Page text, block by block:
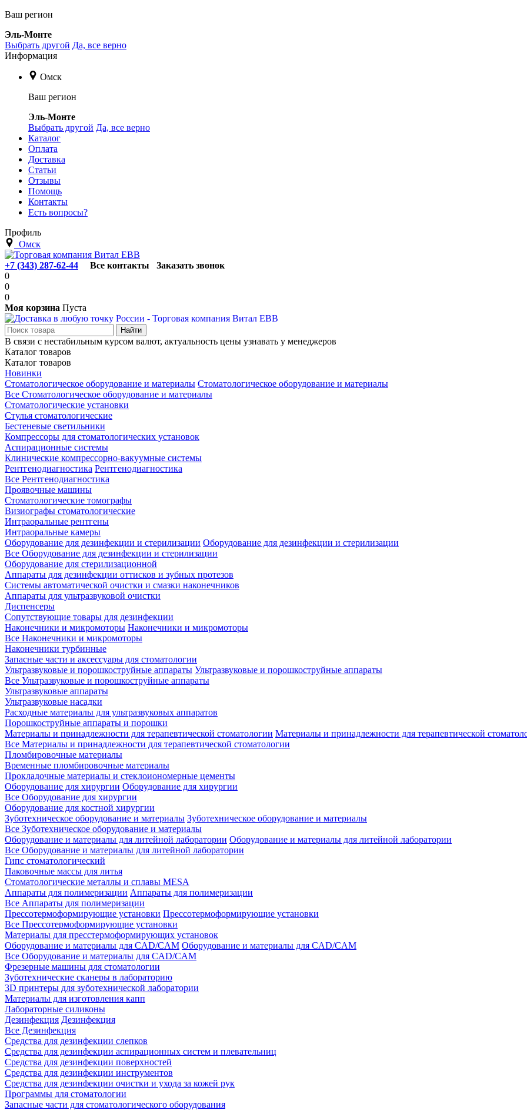
Ваш регион
Эль-Монте
Выбрать другой Да, все верно
Информация
Омск
Ваш регион
Эль-Монте
Выбрать другой Да, все верно
Каталог
Оплата
Доставка
Статьи
Отзывы
Помощь
Контакты
Есть вопросы?
Профиль
Омск
+7 (343) 287-62-44 Все контакты
Заказать звонок
0
0
0
Моя корзина Пуста
В связи с нестабильным курсом валют, актуальность цены узнавать у менеджеров
Каталог товаров
Каталог товаров
Новинки
Стоматологическое оборудование и материалы Стоматологическое оборудование и материалы
Все Стоматологическое оборудование и материалы
Стоматологические установки
Стулья стоматологические
Бестеневые светильники
Компрессоры для стоматологических установок
Аспирационные системы
Клинические компрессорно-вакуумные системы
Рентгенодиагностика Рентгенодиагностика
Все Рентгенодиагностика
Проявочные машины
Стоматологические томографы
Визиографы стоматологические
Интраоральные рентгены
Интраоральные камеры
Оборудование для дезинфекции и стерилизации Оборудование для дезинфекции и стерилизации
Все Оборудование для дезинфекции и стерилизации
Оборудование для стерилизационной
Аппараты для дезинфекции оттисков и зубных протезов
Системы автоматической очистки и смазки наконечников
Аппараты для ультразвуковой очистки
Диспенсеры
Сопутствующие товары для дезинфекции
Наконечники и микромоторы Наконечники и микромоторы
Все Наконечники и микромоторы
Наконечники турбинные
Запасные части и аксессуары для стоматологии
Ультразвуковые и порошкоструйные аппараты Ультразвуковые и порошкоструйные аппараты
Все Ультразвуковые и порошкоструйные аппараты
Ультразвуковые аппараты
Ультразвуковые насадки
Расходные материалы для ультразвуковых аппаратов
Порошкоструйные аппараты и порошки
Материалы и принадлежности для терапевтической стоматологии Материалы и принадлежности для терапевтической
Все Материалы и принадлежности для терапевтической стоматологии
Пломбировочные материалы
Временные пломбировочные материалы
Прокладочные материалы и стеклоиономерные цементы
Оборудование для хирургии Оборудование для хирургии
Все Оборудование для хирургии
Оборудование для костной хирургии
Зуботехническое оборудование и материалы Зуботехническое оборудование и материалы
Все Зуботехническое оборудование и материалы
Оборудование и материалы для литейной лаборатории Оборудование и материалы для литейной лаборатории
Все Оборудование и материалы для литейной лаборатории
Гипс стоматологический
Паковочные массы для литья
Стоматологические металлы и сплавы MESA
Аппараты для полимеризации Аппараты для полимеризации
Все Аппараты для полимеризации
Прессотермоформирующие установки Прессотермоформирующие установки
Все Прессотермоформирующие установки
Материалы для пресстермоформирующих установок
Оборудование и материалы для CAD/CAM Оборудование и материалы для CAD/CAM
Все Оборудование и материалы для CAD/CAM
Фрезерные машины для стоматологии
Зуботехнические сканеры в лабораторию
3D принтеры для зуботехнической лаборатории
Материалы для изготовления капп
Лабораторные силиконы
Дезинфекция Дезинфекция
Все Дезинфекция
Средства для дезинфекции слепков
Средства для дезинфекции аспирационных систем и плевательниц
Средства для дезинфекции поверхностей
Средства для дезинфекции инструментов
Средства для дезинфекции очистки и ухода за кожей рук
Программы для стоматологии
Запасные части для стоматологического оборудования